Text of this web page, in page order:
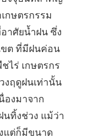
กษตรกรรม
าศัยน้ำฝน ซึ่ง
ขต ที่มีฝนค่อน
ไร่ เกษตรกร
งฤดูฝนเท่านั้น
องมาจาก
ทิ้งช่วง แม้ว่า
แต่ก็มีขนาด